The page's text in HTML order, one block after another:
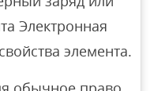
Электронная
элемента.